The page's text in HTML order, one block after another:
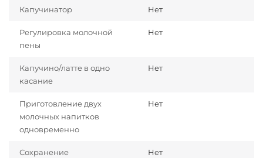
Капучинатор Нет
Регулировка молочной
пены
Нет
Капучино/латте в одно
касание
Нет
Приготовление двух
молочных напитков
одновременно
Нет
Сохранение
Нет